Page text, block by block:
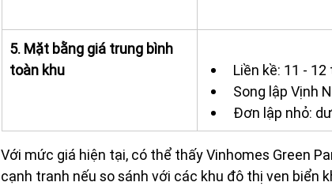
5. Mặt bằng giá trung bình
toàn khu
Liền kề: 11 -
Song lập Vịnh
Đơn lập nhỏ:
Với mức giá hiện tại, có thể thấy Vinhomes Green
cạnh tranh nếu so sánh với các khu đô thị ven biển